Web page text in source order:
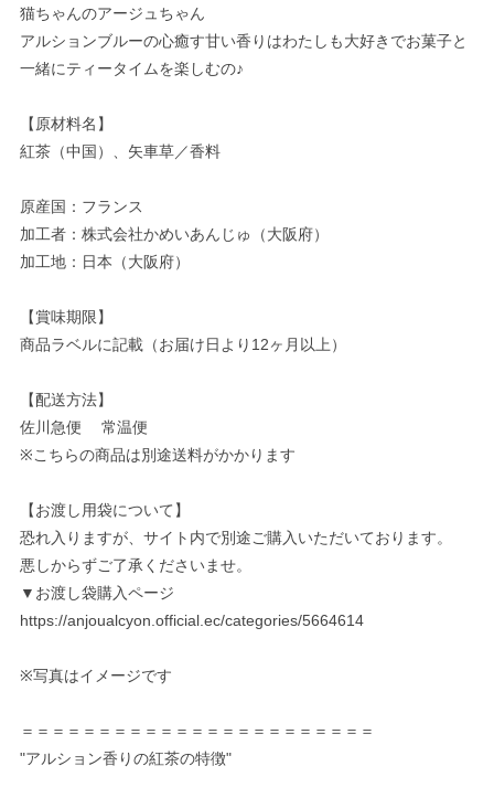
猫ちゃんのアージュちゃん
アルションブルーの心癒す甘い香りはわたしも大好きでお菓子と
一緒にティータイムを楽しむの♪
【原材料名】
紅茶（中国）、矢車草／香料
原産国：フランス
加工者：株式会社かめいあんじゅ（大阪府）
加工地：日本（大阪府）
【賞味期限】
商品ラベルに記載（お届け日より12ヶ月以上）
【配送方法】
佐川急便 常温便
※こちらの商品は別途送料がかかります
【お渡し用袋について】
恐れ入りますが、サイト内で別途ご購入いただいております。
悪しからずご了承くださいませ。
▼お渡し袋購入ページ
https://anjoualcyon.official.ec/categories/5664614
※写真はイメージです
＝＝＝＝＝＝＝＝＝＝＝＝＝＝＝＝＝＝＝＝＝＝＝
"アルション香りの紅茶の特徴"